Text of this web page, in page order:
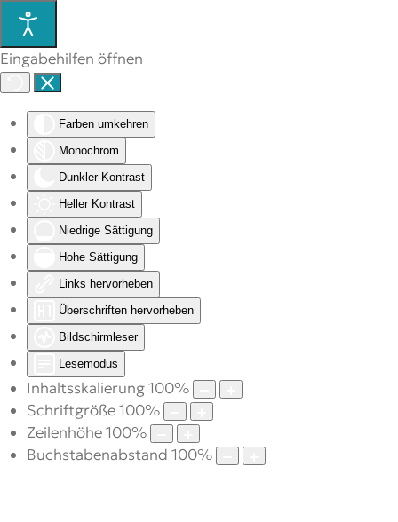
Eingabehilfen öffnen
Farben umkehren
Monochrom
Dunkler Kontrast
Heller Kontrast
Niedrige Sättigung
Hohe Sättigung
Links hervorheben
Überschriften hervorheben
Bildschirmleser
Lesemodus
Inhaltsskalierung100%
Schriftgröße100%
Zeilenhöhe100%
Buchstabenabstand 100%